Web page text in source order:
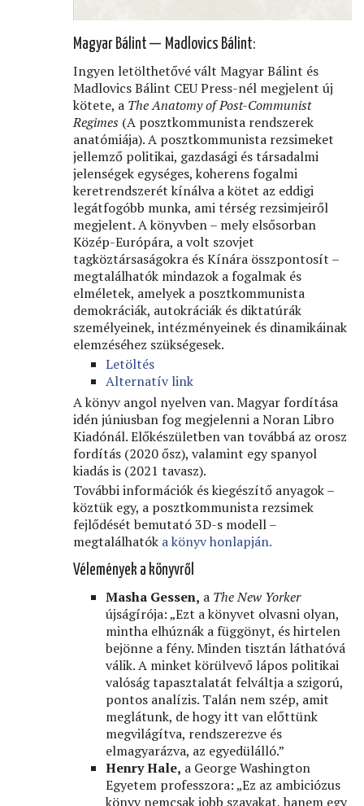
Magyar Bálint — Madlovics Bálint:
Ingyen letölthetővé vált Magyar Bálint és
Madlovics Bálint CEU Press-nél megjelent új
kötete, a The Anatomy of Post-Communist
Regimes (A posztkommunista rendszerek
anatómiája). A posztkommunista rezsimeket
jellemző politikai, gazdasági és társadalmi
jelenségek egységes, koherens fogalmi
keretrendszerét kínálva a kötet az eddigi
legátfogóbb munka, ami térség rezsimjeiről
megjelent. A könyvben – mely elsősorban
Közép-Európára, a volt szovjet
tagköztársaságokra és Kínára összpontosít –
megtalálhatók mindazok a fogalmak és
elméletek, amelyek a posztkommunista
demokráciák, autokráciák és diktatúrák
személyeinek, intézményeinek és dinamikáinak
elemzéséhez szükségesek.
Letöltés
Alternatív link
A könyv angol nyelven van. Magyar fordítása
idén júniusban fog megjelenni a Noran Libro
Kiadónál. Előkészületben van továbbá az orosz
fordítás (2020 ősz), valamint egy spanyol
kiadás is (2021 tavasz).
További információk és kiegészítő anyagok –
köztük egy, a posztkommunista rezsimek
fejlődését bemutató 3D-s modell –
megtalálhatók a könyv honlapján.
Vélemények a könyvről
Masha Gessen, a The New Yorker
újságírója: „Ezt a könyvet olvasni olyan,
mintha elhúznák a függönyt, és hirtelen
bejönne a fény. Minden tisztán láthatóvá
válik. A minket körülvevő lápos politikai
valóság tapasztalatát felváltja a szigorú,
pontos analízis. Talán nem szép, amit
meglátunk, de hogy itt van előttünk
megvilágítva, rendszerezve és
elmagyarázva, az egyedülálló.”
Henry Hale, a George Washington
Egyetem professzora: „Ez az ambiciózus
könyv nemcsak jobb szavakat, hanem egy